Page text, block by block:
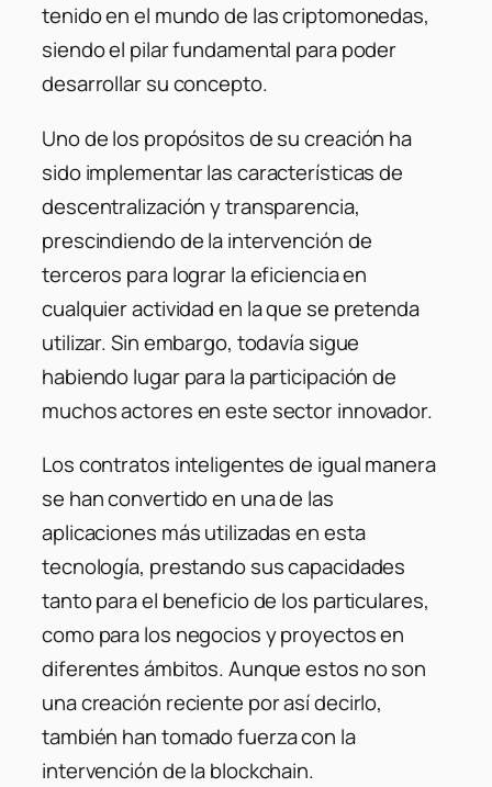
tenido en el mundo de las criptomonedas,
siendo el pilar fundamental para poder
desarrollar su concepto.
Uno de los propósitos de su creación ha
sido implementar las características de
descentralización y transparencia,
prescindiendo de la intervención de
terceros para lograr la eficiencia en
cualquier actividad en la que se pretenda
utilizar. Sin embargo, todavía sigue
habiendo lugar para la participación de
muchos actores en este sector innovador.
Los contratos inteligentes de igual manera
se han convertido en una de las
aplicaciones más utilizadas en esta
tecnología, prestando sus capacidades
tanto para el beneficio de los particulares,
como para los negocios y proyectos en
diferentes ámbitos. Aunque estos no son
una creación reciente por así decirlo,
también han tomado fuerza con la
intervención de la blockchain.